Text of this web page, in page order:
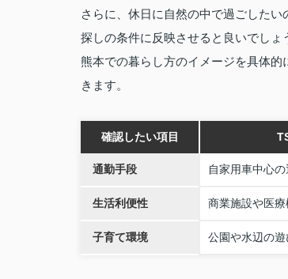
さらに、休日に自然の中で過ごした
探しの条件に反映させると良いでしょ
熊本での暮らし方のイメージを具体
きます。
確認したい項目
通勤手段 自家用車中心の
生活利便性 商業施設や医療
子育て環境 公園や水辺の遊